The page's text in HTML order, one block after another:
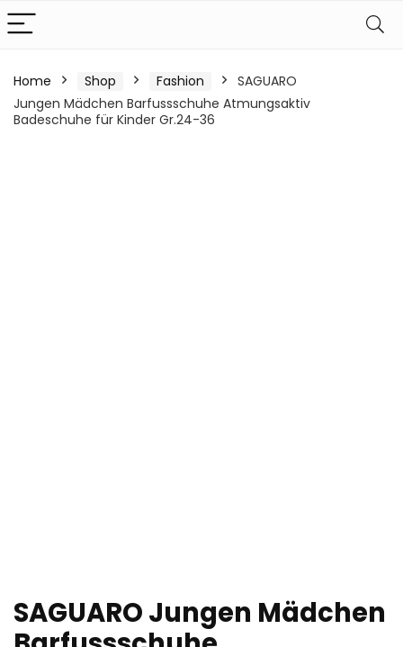
Home Shop Fashion
SAGUARO
Jungen Mädchen Barfussschuhe Atmungsaktiv
Badeschuhe für Kinder Gr.24-36
SAGUARO Jungen Mädchen